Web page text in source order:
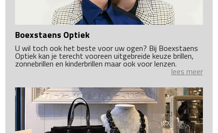
Boexstaens Optiek
U wil toch ook het beste voor uw ogen? Bij Boexstaens
Optiek kan je terecht vooreen uitgebreide keuze brillen,
zonnebrillen en kinderbrillen maar ook voor lenzen.
lees meer